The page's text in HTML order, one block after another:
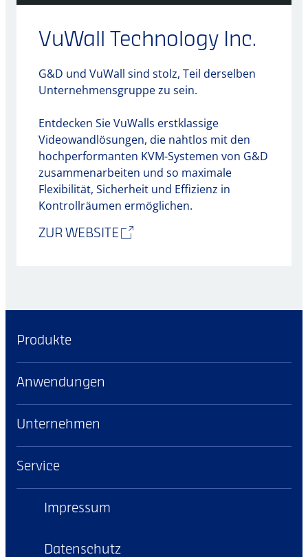
VuWall Technology Inc.
G&D und VuWall sind stolz, Teil derselben
Unternehmensgruppe zu sein.
Entdecken Sie VuWalls erstklassige
Videowandlösungen, die nahtlos mit den
hochperformanten KVM-Systemen von G&D
zusammenarbeiten und so maximale
Flexibilität, Sicherheit und Effizienz in
Kontrollräumen ermöglichen.
ZUR WEBSITE
Produkte
Anwendungen
Unternehmen
Service
Impressum
Datenschutz